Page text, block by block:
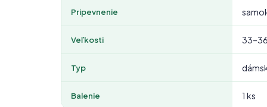
Pripevnenie
Veľkosti
Typ
Balenie 1 ks